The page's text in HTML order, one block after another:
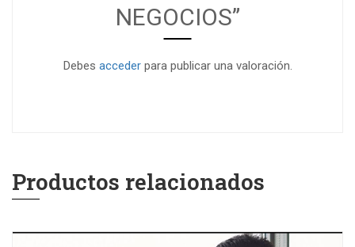
NEGOCIOS”
Debes accederpara publicar una valoración.
Productos relacionados